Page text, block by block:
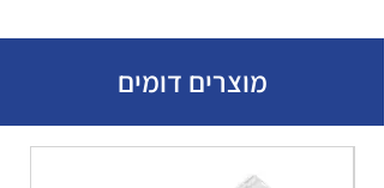
מוצרים דומים